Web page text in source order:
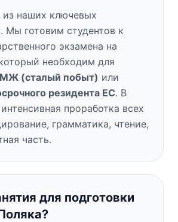
из наших ключевых
Мы готовим студентов к
экзамена на
необходим для
(сталый побыт) или
резидента ЕС. В
проработка всех
грамматика, чтение,
часть.
для подготовки